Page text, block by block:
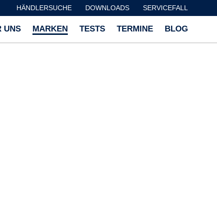
HÄNDLERSUCHE DOWNLOADS SERVICEFALL
UNS MARKEN TESTS TERMINE BLOG